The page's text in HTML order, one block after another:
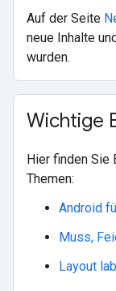
Auf der Seite
neue Inhalte
wurden.
Wichtige
Hier finden Sie
Themen:
Android
Muss,
Layout